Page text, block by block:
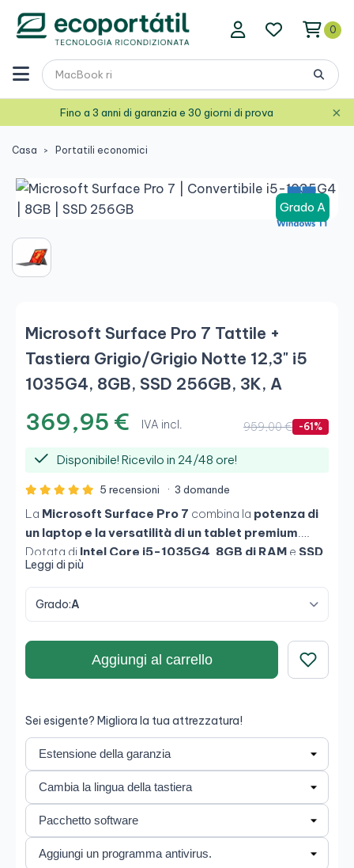
0
Fino a 3 anni di garanzia e 30 giorni di prova ×
Casa Portatili economici
Grado A
Microsoft Surface Pro 7 Tattile +
Tastiera Grigio/Grigio Notte 12,3" i5
1035G4, 8GB, SSD 256GB, 3K, A
369,95 € IVA incl. 959,00 € -61%
Disponibile! Ricevilo in 24/48 ore!
5 recensioni · 3 domande
La Microsoft Surface Pro 7 combina la potenza di
un laptop e la versatilità di un tablet premium.
Dotata di Intel Core i5-1035G4 8GB di RAM e SSD
da 256GB
lavorare, creare o studiare ovunque. Il suoschermo
touch PixelSense da 12,3" (3K)
cover
consente di passare facilmente dalla modalità
tablet a quella laptop. Ideale per i professionisti che
Leggi di più
Grado:A
Aggiungi al carrello
Sei esigente? Migliora la tua attrezzatura!